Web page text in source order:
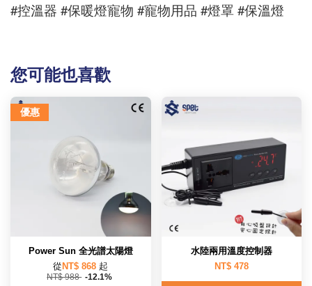
#控溫器 #保暖燈寵物 #寵物用品 #燈罩 #保溫燈
您可能也喜歡
優惠
Power Sun 全光譜太陽燈
從 NT$ 868 起
NT$ 988 -12.1%
水陸兩用溫度控制器
NT$ 478